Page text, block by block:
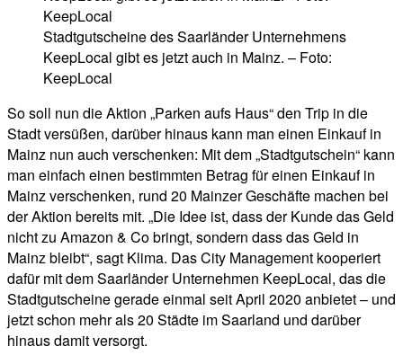
Stadtgutscheine des Saarländer Unternehmens
KeepLocal gibt es jetzt auch in Mainz. – Foto:
KeepLocal
So soll nun die Aktion „Parken aufs Haus“ den Trip in die
Stadt versüßen, darüber hinaus kann man einen Einkauf in
Mainz nun auch verschenken: Mit dem „Stadtgutschein“ kann
man einfach einen bestimmten Betrag für einen Einkauf in
Mainz verschenken, rund 20 Mainzer Geschäfte machen bei
der Aktion bereits mit. „Die Idee ist, dass der Kunde das Geld
nicht zu Amazon & Co bringt, sondern dass das Geld in
Mainz bleibt“, sagt Klima. Das City Management kooperiert
dafür mit dem Saarländer Unternehmen KeepLocal, das die
Stadtgutscheine gerade einmal seit April 2020 anbietet – und
jetzt schon mehr als 20 Städte im Saarland und darüber
hinaus damit versorgt.